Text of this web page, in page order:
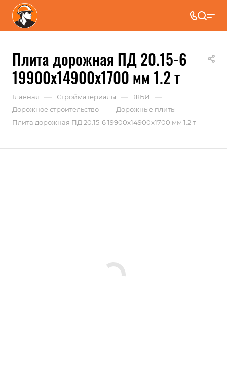
Плита дорожная ПД 20.15-6
19900x14900x1700 мм 1.2 т
Главная — Стройматериалы — ЖБИ —
Дорожное строительство — Дорожные плиты —
Плита дорожная ПД 20.15-6 19900x14900x1700 мм 1.2 т